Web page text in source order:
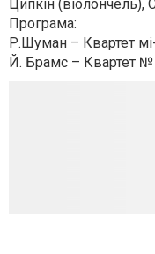
Ципкін (віолончель),
Програма:
Р.Шуман – Квартет
Й. Брамс – Квартет №